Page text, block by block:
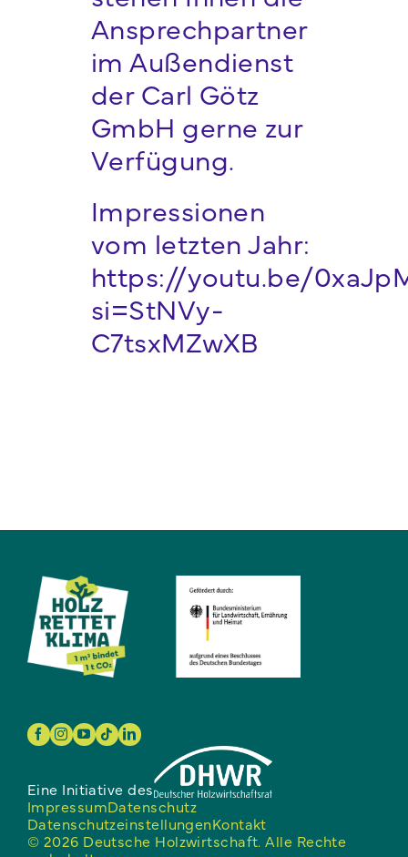
Ansprechpartner
im Außendienst
der Carl Götz
GmbH gerne zur
Verfügung.
Impressionen
vom letzten Jahr:
https://youtu.be/
si=StNVy-
C7tsxMZwXB
Eine Initiative des
ImpressumDatenschutz
DatenschutzeinstellungenKontakt
© 2026 Deutsche Holzwirtschaft. Alle Rechte